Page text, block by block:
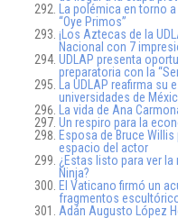
La polémica en torno
“Oye Primos”
¡Los Aztecas de la
Nacional con 7
UDLAP presenta
preparatoria con la
La UDLAP reafirma
universidades de
La vida de Ana
Un respiro para la
Esposa de Bruce
espacio del actor
¿Estas listo para ver
Ninja?
El Vaticano firmó un
fragmentos
Adán Augusto López